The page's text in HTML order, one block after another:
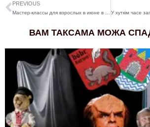
PREVIOUS
ВАМ ТАКСАМА МОЖА